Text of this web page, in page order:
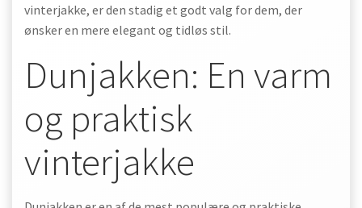
vinterjakke, er den stadig et godt valg for dem, der
ønsker en mere elegant og tidløs stil.
Dunjakken: En varm
og praktisk
vinterjakke